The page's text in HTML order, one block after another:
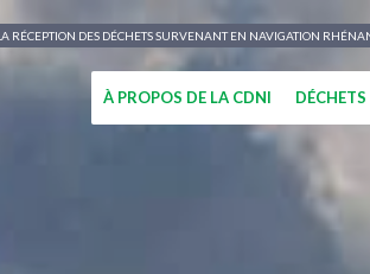
RÉCEPTION DES DÉCHETS SURVENANT EN NAVIGATION
À PROPOS DE LA CDNI DÉCHETS